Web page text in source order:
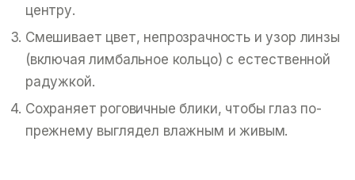
центру.
Смешивает цвет, непрозрачность и узор линзы
(включая лимбальное кольцо) с естественной
радужкой.
Сохраняет роговичные блики, чтобы глаз по-
прежнему выглядел влажным и живым.